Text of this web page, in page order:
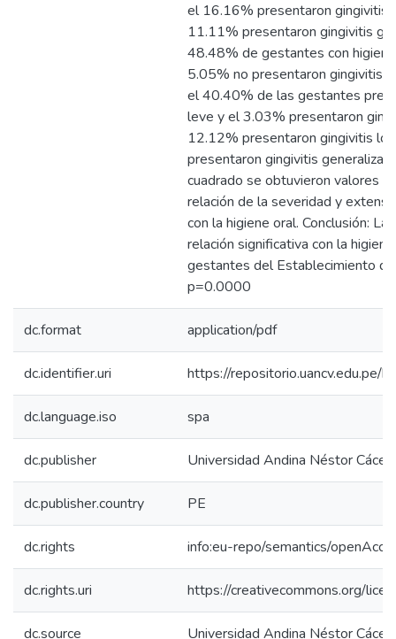
el 16.16% presentaron gingivitis
11.11% presentaron gingivitis
48.48% de gestantes con
5.05% no presentaron gingivitis
el 40.40% de las gestantes
leve y el 3.03% presentaron
12.12% presentaron gingivitis
presentaron gingivitis
cuadrado se obtuvieron valores
relación de la severidad y
con la higiene oral. Conclusión:
relación significativa con la
gestantes del Establecimiento de
p=0.0000
dc.format application/pdf
dc.identifier.uri https://repositorio.uancv.edu.pe/
dc.language.iso spa
dc.publisher Universidad Andina Néstor
dc.publisher.country PE
dc.rights info:eu-repo/semantics/
dc.rights.uri https://creativecommons.org/
dc.source Universidad Andina Néstor